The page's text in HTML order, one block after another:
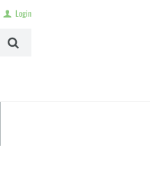
Login